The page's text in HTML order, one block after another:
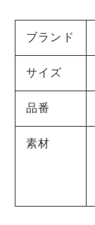
ブランド
サイズ
品番
素材